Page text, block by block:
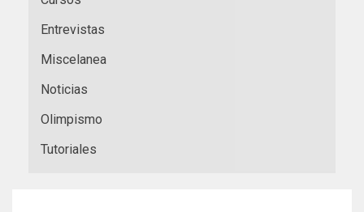
Entrevistas
Miscelanea
Noticias
Olimpismo
Tutoriales